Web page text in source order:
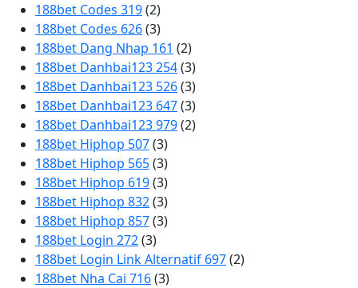
188bet Codes 319(2)
188bet Codes 626(3)
188bet Dang Nhap 161 (2)
188bet Danhbai123 254(3)
188bet Danhbai123 526(3)
188bet Danhbai123 647(3)
188bet Danhbai123 979(2)
188bet Hiphop 507(3)
188bet Hiphop 565(3)
188bet Hiphop 619(3)
188bet Hiphop 832(3)
188bet Hiphop 857(3)
188bet Login 272(3)
188bet Login Link Alternatif 697(2)
188bet Nha Cai 716(3)